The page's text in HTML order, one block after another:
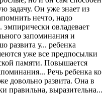
задачу. Он уже знает из
нечто, надо
эмпирически овладевает
запоминания и
развита у... ребенка
уже все предпосылки
памяти. Повышается
Речь ребенка ко
довольно развита. Она в
правильна, выразительна...